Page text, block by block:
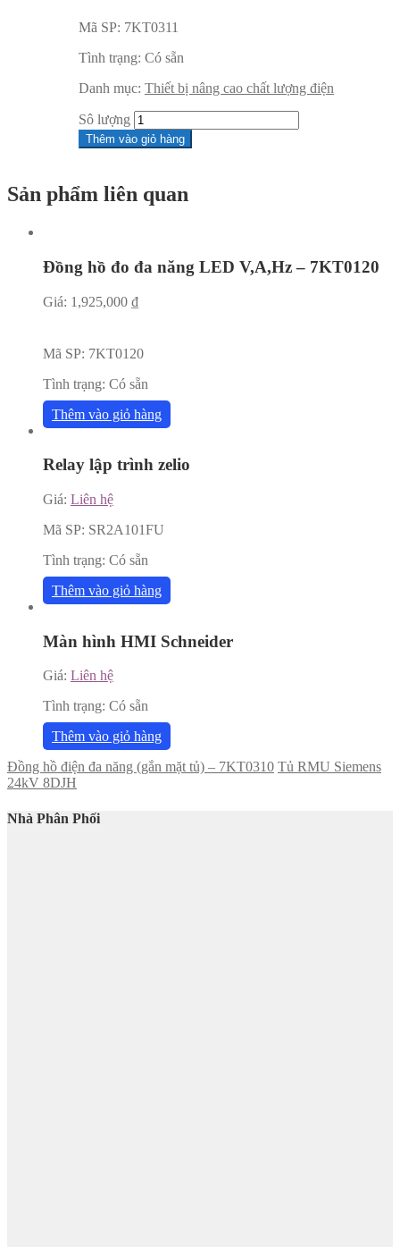
Mã SP: 7KT0311
Tình trạng: Có sẵn
Danh mục: Thiết bị nâng cao chất lượng điện
Sô lượng
Thêm vào giỏ hàng
Sản phẩm liên quan
Đồng hồ đo đa năng LED V,A,Hz – 7KT0120
Giá: 1,925,000 ₫
Mã SP: 7KT0120
Tình trạng: Có sẵn
Thêm vào giỏ hàng
Relay lập trình zelio
Giá: Liên hệ
Mã SP: SR2A101FU
Tình trạng: Có sẵn
Thêm vào giỏ hàng
Màn hình HMI Schneider
Giá: Liên hệ
Tình trạng: Có sẵn
Thêm vào giỏ hàng
Đồng hồ điện đa năng (gắn mặt tủ) – 7KT0310 Tủ RMU Siemens
24kV 8DJH
Nhà Phân Phối